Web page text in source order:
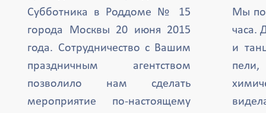
Субботника в Роддоме № 15
города Москвы 20 июня 2015
года. Сотрудничество с Вашим
праздничным агентством
позволило нам сделать
мероприятие по-настоящему
Мы
часа.
и